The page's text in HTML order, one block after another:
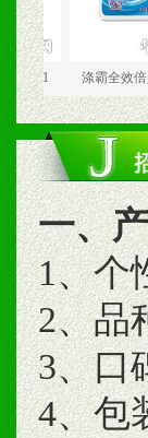
涤霸全效倍柔洗衣
一、
1、个
2、品
3、口
4、包